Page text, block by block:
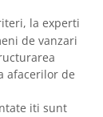
la experti
de vanzari
afacerilor de
iti sunt